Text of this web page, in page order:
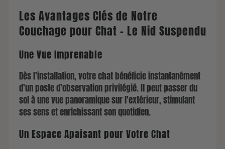
Les Avantages Clés de Notre
Couchage pour Chat - Le Nid Suspendu
Une Vue Imprenable
Dès l'installation, votre chat bénéficie instantanément
d'un poste d'observation privilégié. Il peut passer du
sol à une vue panoramique sur l'extérieur, stimulant
ses sens et enrichissant son quotidien.
Un Espace Apaisant pour Votre Chat